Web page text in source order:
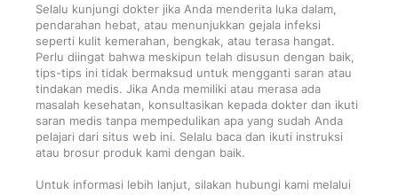
Selalu kunjungi dokter jika Anda menderita luka dalam,
pendarahan hebat, atau menunjukkan gejala infeksi
seperti kulit kemerahan, bengkak, atau terasa hangat.
Perlu diingat bahwa meskipun telah disusun dengan baik,
tips-tips ini tidak bermaksud untuk mengganti saran atau
tindakan medis. Jika Anda memiliki atau merasa ada
masalah kesehatan, konsultasikan kepada dokter dan ikuti
saran medis tanpa mempedulikan apa yang sudah Anda
pelajari dari situs web ini. Selalu baca dan ikuti instruksi
atau brosur produk kami dengan baik.
Untuk informasi lebih lanjut, silakan hubungi kami melalui